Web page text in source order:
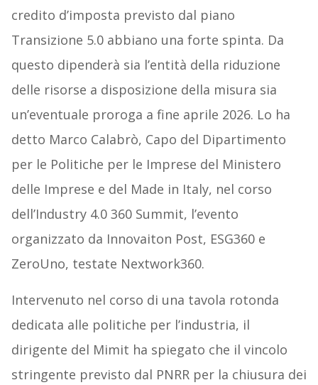
credito d’imposta previsto dal piano
Transizione 5.0 abbiano una forte spinta. Da
questo dipenderà sia l’entità della riduzione
delle risorse a disposizione della misura sia
un’eventuale proroga a fine aprile 2026. Lo ha
detto Marco Calabrò, Capo del Dipartimento
per le Politiche per le Imprese del Ministero
delle Imprese e del Made in Italy, nel corso
dell’Industry 4.0 360 Summit, l’evento
organizzato da Innovaiton Post, ESG360 e
ZeroUno, testate Nextwork360.
Intervenuto nel corso di una tavola rotonda
dedicata alle politiche per l’industria, il
dirigente del Mimit ha spiegato che il vincolo
stringente previsto dal PNRR per la chiusura dei